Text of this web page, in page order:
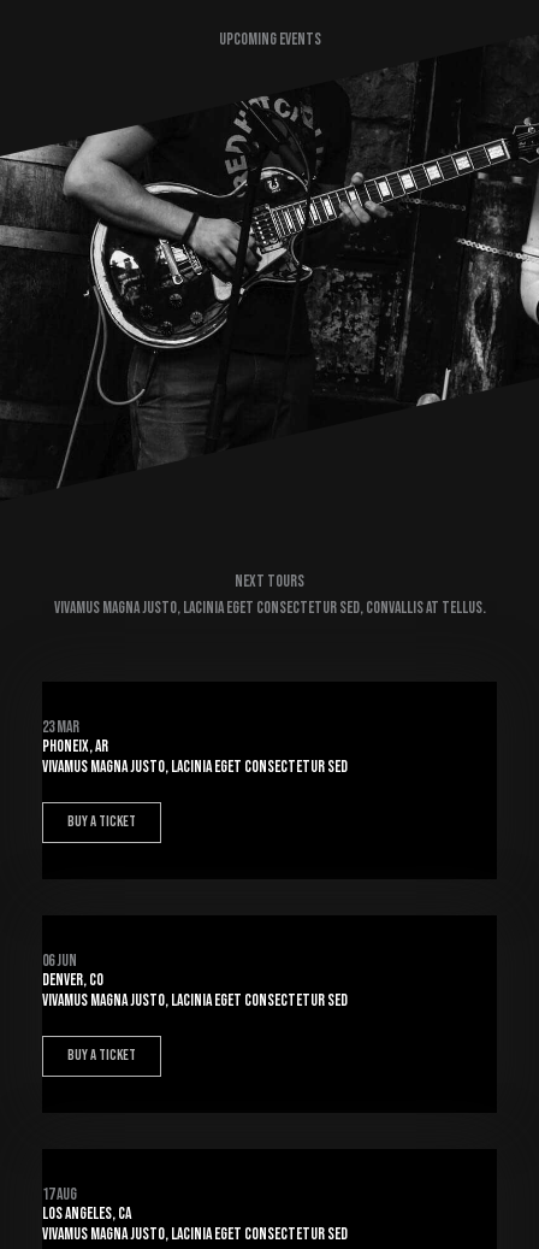
UPCOMING EVENTS
Next Tours
Vivamus magna justo, lacinia eget consectetur sed, convallis at tellus.
23 Mar
Phoneix, AR
Vivamus magna justo, lacinia eget consectetur sed
BUY A TICKET
06 Jun
Denver, CO
Vivamus magna justo, lacinia eget consectetur sed
BUY A TICKET
17 Aug
Los Angeles, CA
Vivamus magna justo, lacinia eget consectetur sed